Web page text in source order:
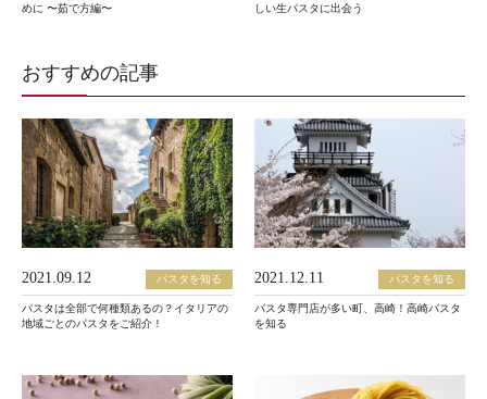
めに 〜茹で方編〜
しい生パスタに出会う
おすすめの記事
2021.09.12 パスタを知る
パスタは全部で何種類あるの？イタリアの
地域ごとのパスタをご紹介！
2021.12.11 パスタを知る
パスタ専門店が多い町、高崎！高崎パスタ
を知る